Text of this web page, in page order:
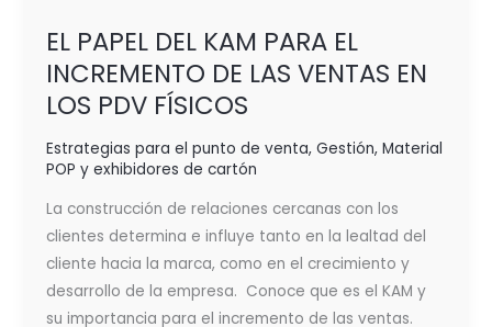
EL PAPEL DEL KAM PARA EL
INCREMENTO DE LAS VENTAS EN
LOS PDV FÍSICOS
Estrategias para el punto de venta, Gestión, Material
POP y exhibidores de cartón
La construcción de relaciones cercanas con los
clientes determina e influye tanto en la lealtad del
cliente hacia la marca, como en el crecimiento y
desarrollo de la empresa. Conoce que es el KAM y
su importancia para el incremento de las ventas.
DEL
KAM
PARA
INCREMENTO
DE
LAS
VENTAS
EN
LOS
PDV FÍSICOS